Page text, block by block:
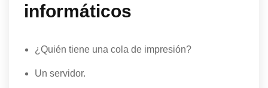
informáticos
¿Quién tiene una cola de impresión?
Un servidor.